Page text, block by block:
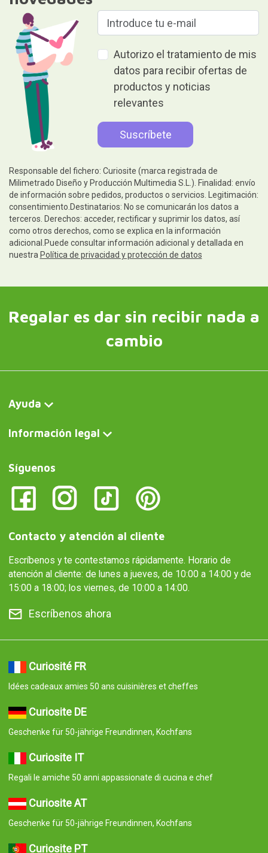
Autorizo el tratamiento de mis
datos para recibir ofertas de
productos y noticias
relevantes
Responsable del fichero: Curiosite (marca registrada de
Milimetrado Diseño y Producción Multimedia S.L.). Finalidad: envío
de información sobre pedidos, productos o servicios. Legitimación:
consentimiento.Destinatarios: No se comunicarán los datos a
terceros. Derechos: acceder, rectificar y suprimir los datos, así
como otros derechos, como se explica en la información
adicional.Puede consultar información adicional y detallada en
nuestra Política de privacidad y protección de datos
Regalar es dar sin recibir nada a
cambio
Ayuda
Información legal
Síguenos
Contacto y atención al cliente
Escríbenos y te contestamos rápidamente. Horario de
atención al cliente: de lunes a jueves, de 10:00 a 14:00 y de
15:00 a 18:00; los viernes, de 10:00 a 14:00.
Escríbenos ahora
Curiosité FR
Idées cadeaux amies 50 ans cuisinières et cheffes
Curiosite DE
Geschenke für 50-jährige Freundinnen, Kochfans
Curiosite IT
Regali le amiche 50 anni appassionate di cucina e chef
Curiosite AT
Geschenke für 50-jährige Freundinnen, Kochfans
Curiosite PT